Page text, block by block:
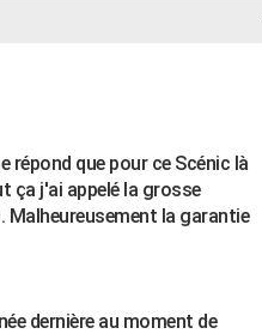
répond que pour ce Scénic là
ça j'ai appelé la grosse
Malheureusement la garantie
dernière au moment de